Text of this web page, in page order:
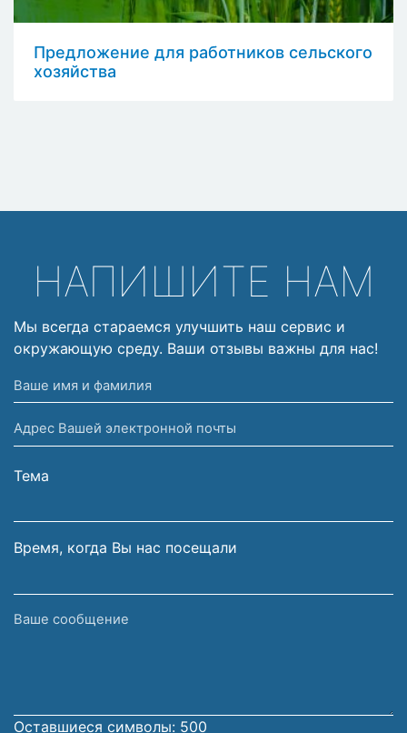
Предложение для работников сельского
хозяйства
НАПИШИТЕ НАМ
Мы всегда стараемся улучшить наш сервис и
окружающую среду. Ваши отзывы важны для нас!
Ваше
имя
и
фамилия
Адрес
Вашей
электронной
Тема
Время, когда Вы нас посещали
Ваше
Оставшиеся символы: 500